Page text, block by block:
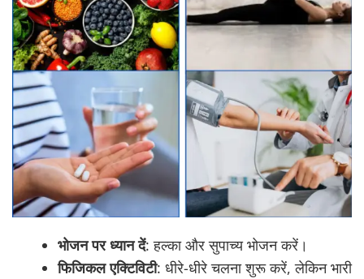
भोजन पर ध्यान दें: हल्का और सुपाच्य भोजन करें।
फिजिकल एक्टिविटी: धीरे-धीरे चलना शुरू करें, लेकिन भारी